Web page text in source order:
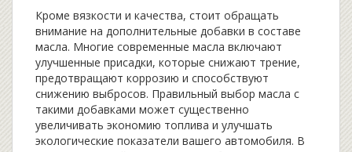
Кроме вязкости и качества, стоит обращать
внимание на дополнительные добавки в составе
масла. Многие современные масла включают
улучшенные присадки, которые снижают трение,
предотвращают коррозию и способствуют
снижению выбросов. Правильный выбор масла с
такими добавками может существенно
увеличивать экономию топлива и улучшать
экологические показатели вашего автомобиля. В